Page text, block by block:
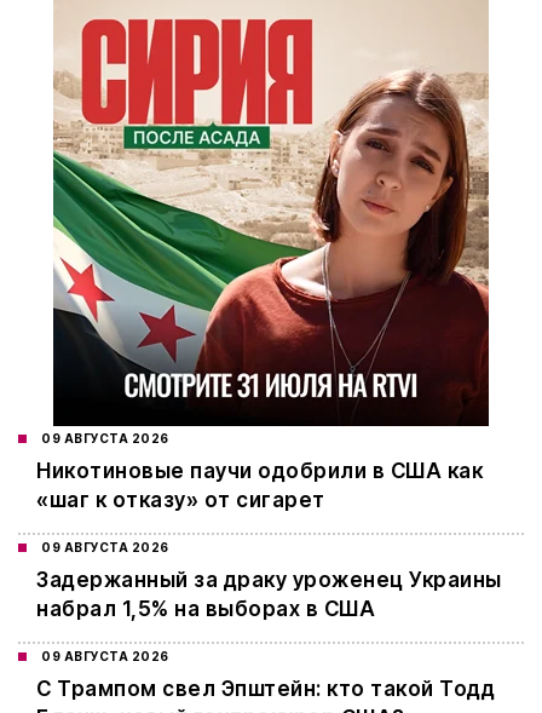
09 АВГУСТА 2026
Никотиновые паучи одобрили в США как
«шаг к отказу» от сигарет
09 АВГУСТА 2026
Задержанный за драку уроженец Украины
набрал 1,5% на выборах в США
09 АВГУСТА 2026
С Трампом свел Эпштейн: кто такой Тодд